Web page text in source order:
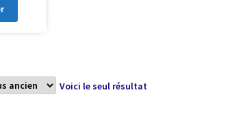
Voici le seul résultat